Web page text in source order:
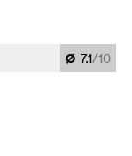
Ø 7.1/10